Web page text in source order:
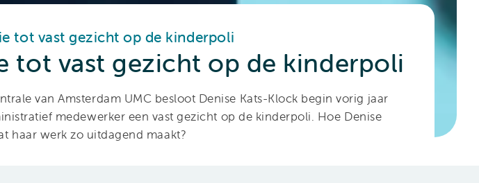
tot vast gezicht op de kinderpoli
tot vast gezicht op de kinderpoli
van Amsterdam UMC besloot Denise Kats-Klock begin vorig jaar
medewerker een vast gezicht op de kinderpoli. Hoe Denise
haar werk zo uitdagend maakt?